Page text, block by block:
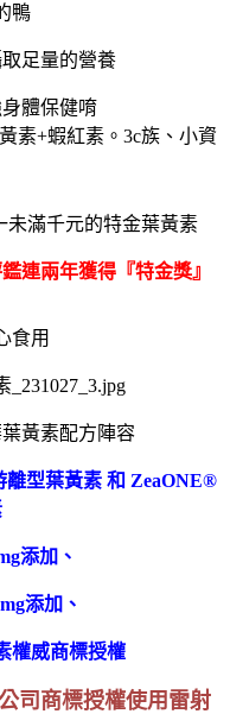
鴨
足量的營養
體保健唷
未滿千元的特金葉黃素
連兩年獲得『特金獎』
食用
黃素配方陣容
型葉黃素 和 ZeaONE®
添加、
添加、
權威商標授權
司商標授權使用雷射